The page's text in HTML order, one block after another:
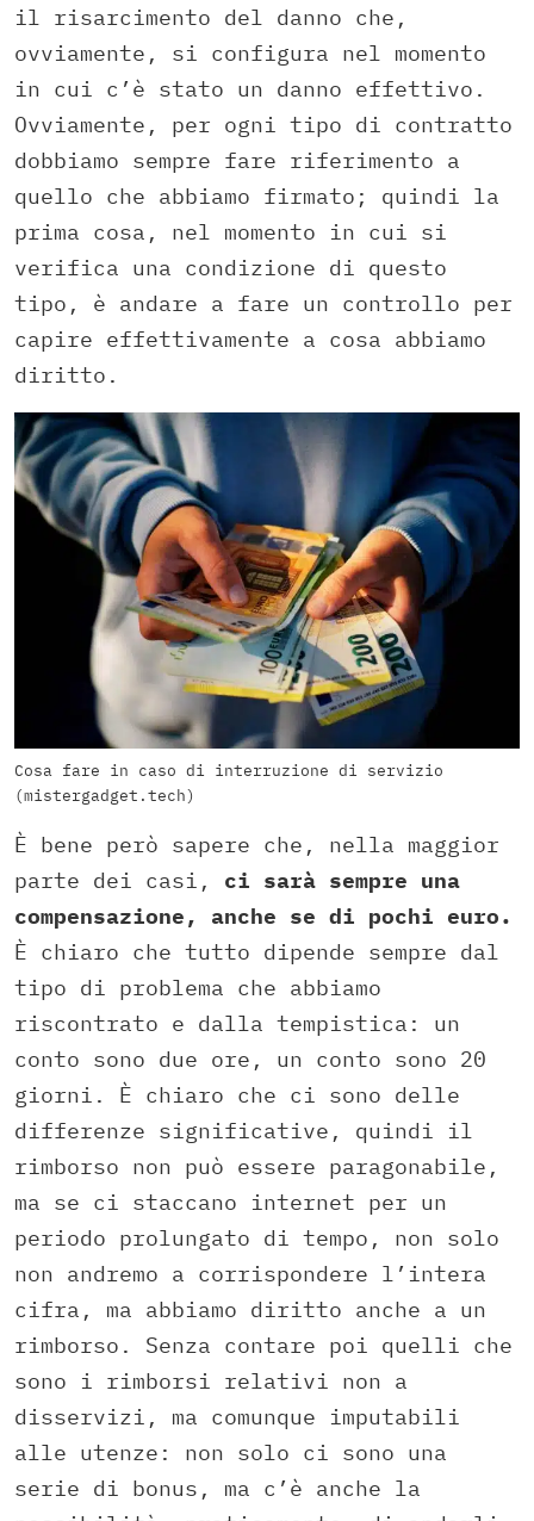
il risarcimento del danno che,
ovviamente, si configura nel momento
in cui c’è stato un danno effettivo.
Ovviamente, per ogni tipo di contratto
dobbiamo sempre fare riferimento a
quello che abbiamo firmato; quindi la
prima cosa, nel momento in cui si
verifica una condizione di questo
tipo, è andare a fare un controllo per
capire effettivamente a cosa abbiamo
diritto.
Cosa fare in caso di interruzione di servizio
(mistergadget.tech)
È bene però sapere che, nella maggior
parte dei casi, ci sarà sempre una
compensazione, anche se di pochi euro.
È chiaro che tutto dipende sempre dal
tipo di problema che abbiamo
riscontrato e dalla tempistica: un
conto sono due ore, un conto sono 20
giorni. È chiaro che ci sono delle
differenze significative, quindi il
rimborso non può essere paragonabile,
ma se ci staccano internet per un
periodo prolungato di tempo, non solo
non andremo a corrispondere l’intera
cifra, ma abbiamo diritto anche a un
rimborso. Senza contare poi quelli che
sono i rimborsi relativi non a
disservizi, ma comunque imputabili
alle utenze: non solo ci sono una
serie di bonus, ma c’è anche la